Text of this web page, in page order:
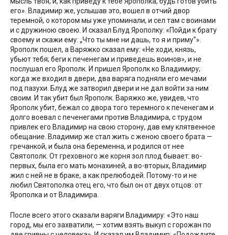
его». Владимир же, услышав это, вошел в отчий двор
теремной, о котором мы уже упоминали, и сел там с воинами
и с дружиною своею. И сказал Блуд Ярополку: «Пойди к брату
своему и скажи ему: „Что ты мне ни дашь, то я и приму“».
Ярополк пошел, а Варяжко сказал ему: «Не ходи, князь,
убьют тебя; беги к печенегам и приведешь воинов», и не
послушал его Ярополк. И пришел Ярополк ко Владимиру;
когда же входил в двери, два варяга подняли его мечами
под пазухи. Блуд же затворил двери и не дал войти за ним
своим. И так убит был Ярополк. Варяжко же, увидев, что
Ярополк убит, бежал со двора того теремного к печенегам и
долго воевал с печенегами против Владимира, с трудом
привлек его Владимир на свою сторону, дав ему клятвенное
обещание. Владимир же стал жить с женою своего брата —
гречанкой, и была она беременна, и родился от нее
Святополк. От греховного же корня зол плод бывает: во-
первых, была его мать монахиней, а во-вторых, Владимир
жил с ней не в браке, а как прелюбодей. Потому-то и не
любил Святополка отец его, что был он от двух отцов: от
Ярополка и от Владимира.
После всего этого сказали варяги Владимиру: «Это наш
город, мы его захватили, — хотим взять выкуп с горожан по